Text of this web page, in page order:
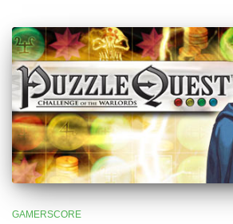
GAMERSCORE